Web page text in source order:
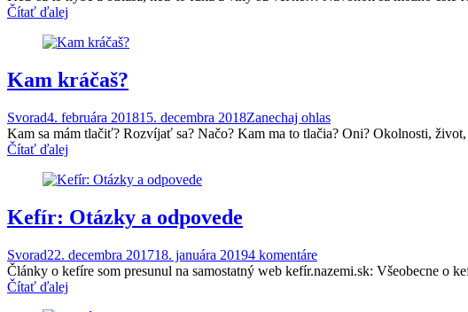
Čítať ďalej
Kam kráčaš?
Svorad4. februára 201815. decembra 2018Zanechaj ohlas
Kam sa mám tlačiť? Rozví­jať sa? Načo? Kam ma to tlačia? Oni? Okol­nos­ti,
Čítať ďalej
Kefír: Otázky a odpovede
Svorad22. decembra 201718. januára 20194 komentáre
Články o kefíre som pre­sunul na samostat­ný web kefír.nazemi.sk: Všeobec­ne o
Čítať ďalej